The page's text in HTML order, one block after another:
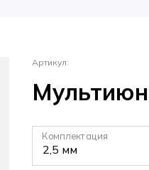
Артикул:
Комплектация